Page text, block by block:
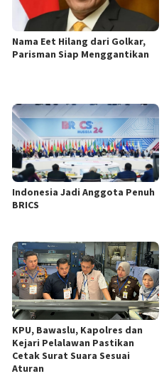
Nama Eet Hilang dari Golkar,
Parisman Siap Menggantikan
Indonesia Jadi Anggota Penuh
BRICS
KPU, Bawaslu, Kapolres dan
Kejari Pelalawan Pastikan
Cetak Surat Suara Sesuai
Aturan